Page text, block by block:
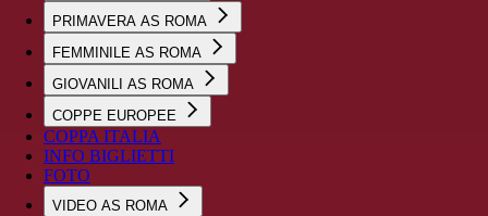
PRIMAVERA AS ROMA
FEMMINILE AS ROMA
GIOVANILI AS ROMA
COPPE EUROPEE
COPPA ITALIA
INFO BIGLIETTI
FOTO
VIDEO AS ROMA